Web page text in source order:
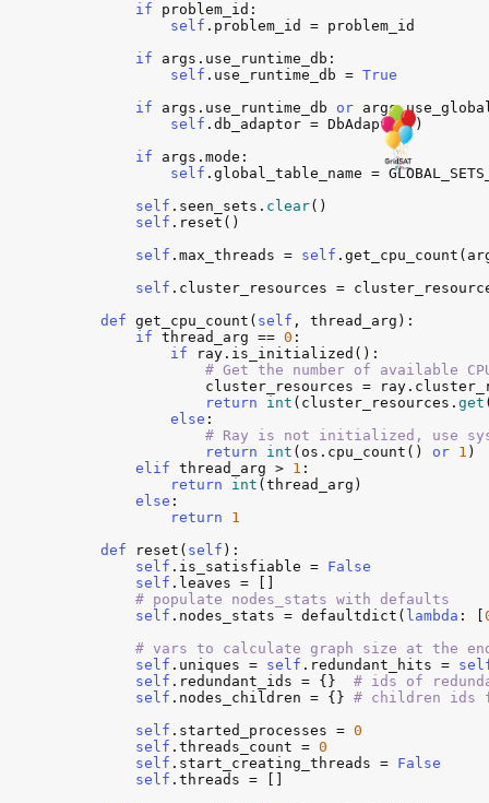
if
problem_id :
self . problem_id = problem_id
if
args . use_runtime_db :
self . use_runtime_db = True
if
args . use_runtime_db or args.
self . db_adaptor = DbAdapter()
if
args . mode :
self . global_table_name =
self . seen_sets . clear()
self . reset ()
self . max_threads = self . get_cpu_count (
self . cluster_resources =
def get_cpu_count ( self , thread_arg ):
if thread_arg == 0 :
if
ray . is_initialized ():
# Get the number of available
cluster_resources = ray .
return
int ( cluster_resources . get
else :
# Ray is not initialized, use
return
int ( os . cpu_count () or 1
elif thread_arg > 1 :
return
int ( thread_arg )
else :
return
1
def
reset ( self ):
self . is_satisfiable = False
self . leaves = []
# populate nodes_stats with defaults
self . nodes_stats = defaultdict ( lambda : [
# vars to calculate graph size at the
self . uniques = self . redundant_hits =
self . redundant_ids = {} # ids of
self . nodes_children = {} # children ids
self . started_processes = 0
self . threads_count = 0
self . start_creating_threads = False
self . threads = []